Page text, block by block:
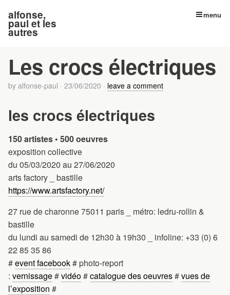
alfonse,
paul et les
autres
menu
Les crocs électriques
by alfonse-paul · 23/06/2020 · leave a comment
les crocs électriques
150 artistes • 500 oeuvres
exposition collective
du 05/03/2020 au 27/06/2020
arts factory _ bastille
https://www.artsfactory.net/
27 rue de charonne 75011 paris _ métro: ledru-rollin &
bastille
du lundi au samedi de 12h30 à 19h30 _ infoline: +33 (0) 6
22 85 35 86
#event facebook# photo-report
: vernissage#vidéo#catalogue des oeuvres#vues de
l’exposition #